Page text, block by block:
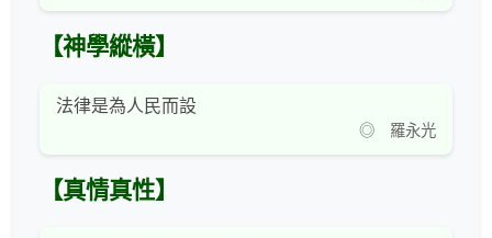
【神學縱橫】
法律是為人民而設
◎ 羅永光
【真情真性】